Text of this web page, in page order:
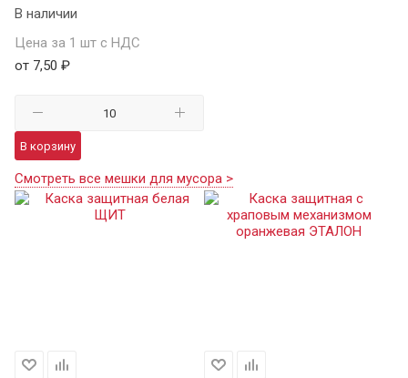
В наличии
Цена за 1 шт с НДС
от 7,50 ₽
В корзину
Смотреть все мешки для мусора >